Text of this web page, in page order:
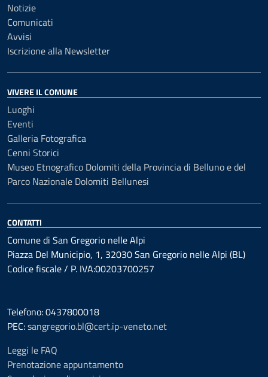
Notizie
Comunicati
Avvisi
Iscrizione alla Newsletter
VIVERE IL COMUNE
Luoghi
Eventi
Galleria Fotografica
Cenni Storici
Museo Etnografico Dolomiti della Provincia di Belluno e del
Parco Nazionale Dolomiti Bellunesi
CONTATTI
Comune di San Gregorio nelle Alpi
Piazza Del Municipio, 1, 32030 San Gregorio nelle Alpi (BL)
Codice fiscale / P. IVA:00203700257
Telefono: 0437800018
PEC:sangregorio.bl@cert.ip-veneto.net
Leggi le FAQ
Prenotazione appuntamento